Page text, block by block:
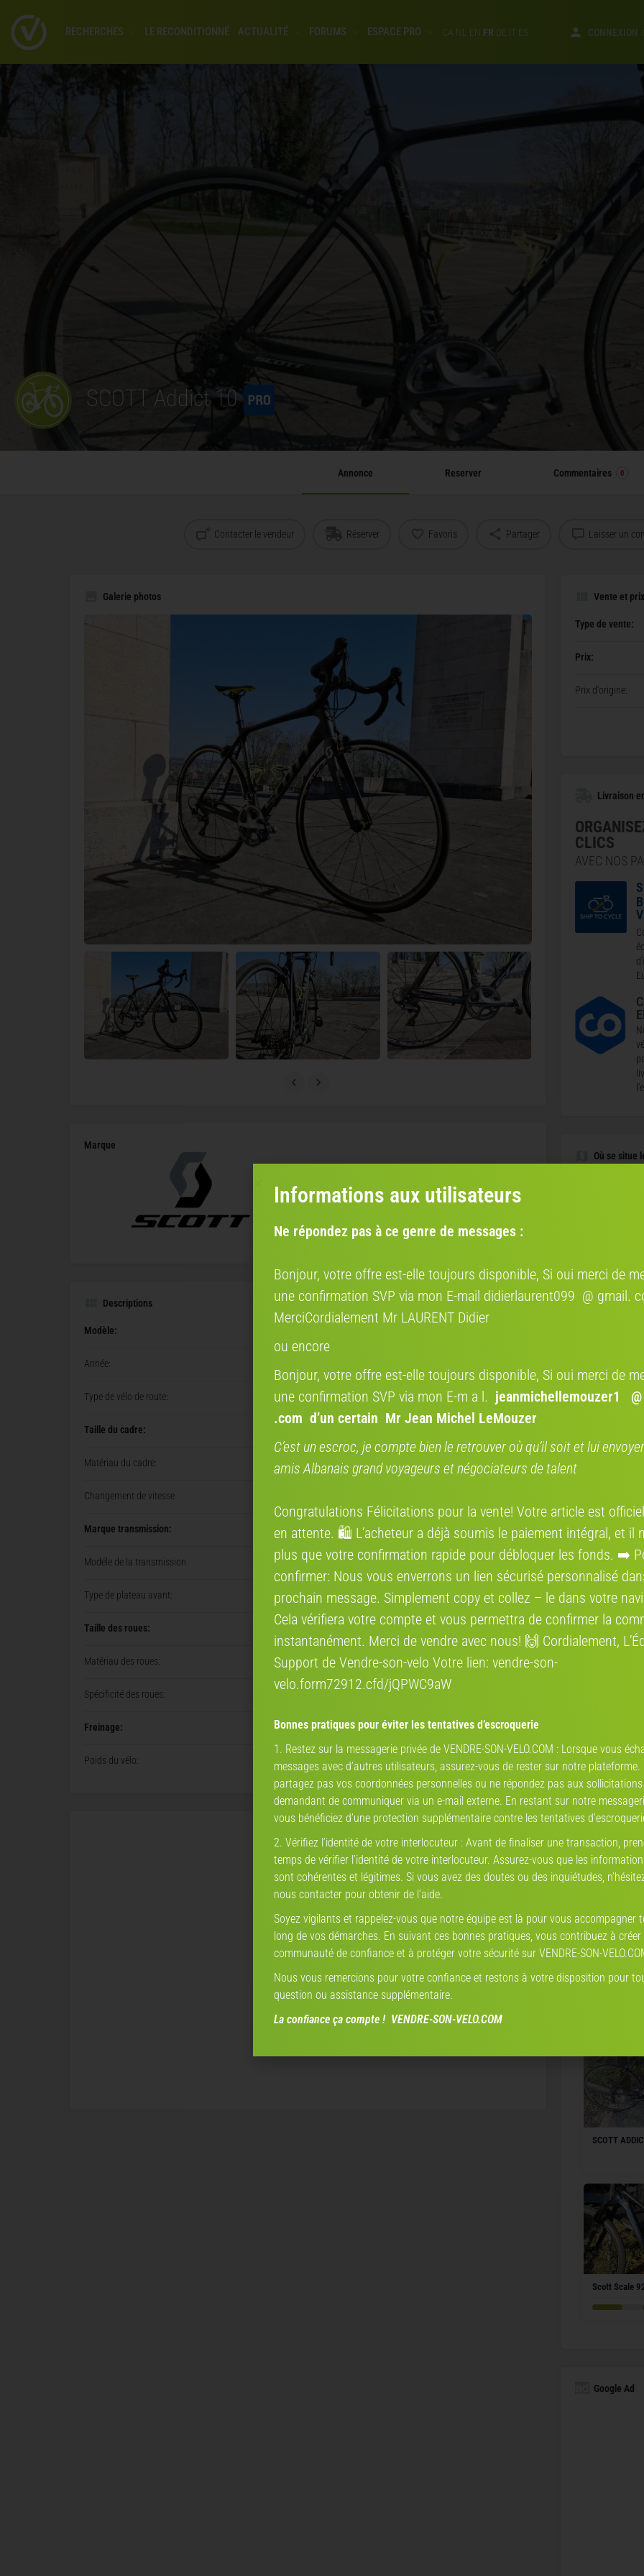
RECHERCHES LE RECONDITIONNÉ ACTUALITÉ FORUMS ESPACE PRO CA NL EN FR DE IT ES CONNEXION
SCOTT Addict 10
Annonce Reserver Commentaires 0
Contacter le vendeur Réserver Favoris Partager Laisser un
Galerie photos
Marque
Descriptions
Modèle:
Année:
Type de vélo de route: Route, Course - Sans assistance électrique
Taille du cadre:
Matériau du cadre: carbone
Changement de vitesse
Marque transmission: Shimano
Modéle de la transmission Ultegra 11 vitesses
Type de plateau avant: Double
Taille des roues:
Matériau des roues: aluminium
Spécificité des roues:
Freinage: freins à patins
Poids du vélo: 7.60 kg
Vente et prix
Type de vente:
Prix:
Prix d'origine:
Livraison
CLICS
AVEC NOS
Où se situe
Estimez la
Modèle V-IA
Estimation par
Mon
Annonces
SCOTT
Scott Scale
Google Ad
Informations aux utilisateurs
Ne répondez pas à ce genre de messages :
Bonjour, votre offre est-elle toujours disponible, Si oui merci de
une confirmation SVP via mon E-mail didierlaurent099 @ gmail.
MerciCordialement Mr LAURENT Didier
ou encore
Bonjour, votre offre est-elle toujours disponible, Si oui merci de
une confirmation SVP via mon E-m a l. jeanmichellemouzer1
.com d’un certain Mr Jean Michel LeMouzer
C’est un escroc, je compte bien le retrouver où qu’il soit et lui
amis Albanais grand voyageurs et négociateurs de talent
Congratulations Félicitations pour la vente! Votre article est
en attente. 🛍️ L’acheteur a déjà soumis le paiement intégral, et il
plus que votre confirmation rapide pour débloquer les fonds. ➡️
confirmer: Nous vous enverrons un lien sécurisé personnalisé
prochain message. Simplement сору et collez – le dans votre
Cela vérifiera votre compte et vous permettra de confirmer la
instantanément. Merci de vendre avec nous! 🙌 Cordialement,
Support de Vendre-son-velo Votre lien: vendre-son-
velo.form72912.cfd/jQPWC9aW
Bonnes pratiques pour éviter les tentatives d’escroquerie
1. Restez sur la messagerie privée de VENDRE-SON-VELO.COM : Lorsque vous
messages avec d’autres utilisateurs, assurez-vous de rester sur notre plateforme.
partagez pas vos coordonnées personnelles ou ne répondez pas aux
demandant de communiquer via un e-mail externe. En restant sur notre
vous bénéficiez d’une protection supplémentaire contre les tentatives
2. Vérifiez l’identité de votre interlocuteur : Avant de finaliser une transaction,
temps de vérifier l’identité de votre interlocuteur. Assurez-vous que les
sont cohérentes et légitimes. Si vous avez des doutes ou des inquiétudes,
nous contacter pour obtenir de l’aide.
Soyez vigilants et rappelez-vous que notre équipe est là pour vous accompagner
long de vos démarches. En suivant ces bonnes pratiques, vous contribuez à créer
communauté de confiance et à protéger votre sécurité sur VENDRE-SON-
Nous vous remercions pour votre confiance et restons à votre disposition pour
question ou assistance supplémentaire.
La confiance ça compte ! VENDRE-SON-VELO.COM